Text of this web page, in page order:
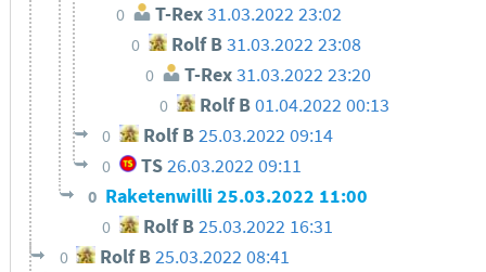
0 T-Rex31.03.2022 23:02
0 Rolf B31.03.2022 23:08
0 T-Rex 31.03.2022 23:20
0 Rolf B 01.04.2022 00:13
0 Rolf B25.03.2022 09:14
0 TS26.03.2022 09:11
0 Raketenwilli 25.03.2022 11:00
0 Rolf B25.03.2022 16:31
0 Rolf B25.03.2022 08:41